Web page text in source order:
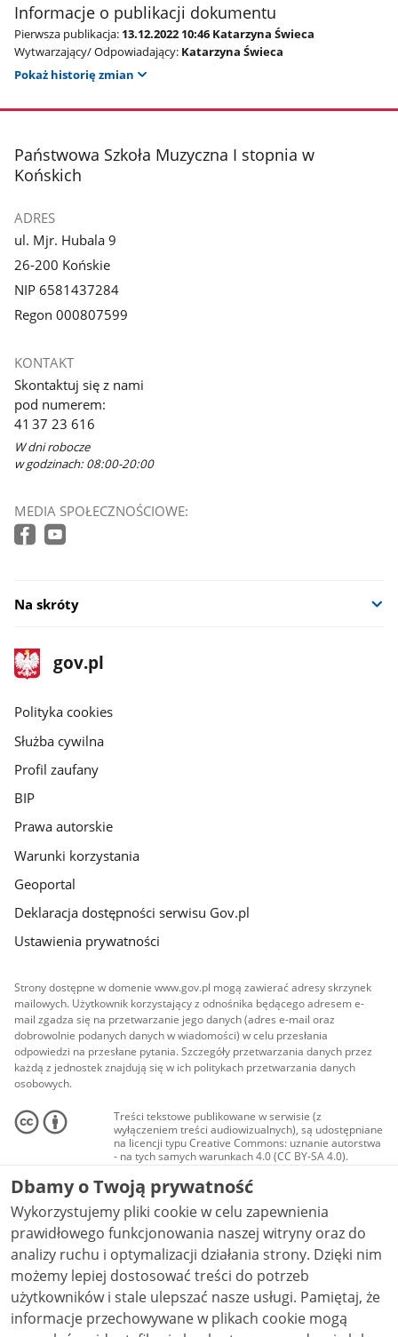
Informacje o publikacji dokumentu
Pierwsza publikacja: 13.12.2022 10:46 Katarzyna Świeca
Wytwarzający/ Odpowiadający: Katarzyna Świeca
Pokaż historię zmian
stopka
Państwowa Szkoła Muzyczna I stopnia w
Końskich
ADRES
ul. Mjr. Hubala 9
26-200 Końskie
NIP 6581437284
Regon 000807599
KONTAKT
Skontaktuj się z nami
pod numerem:
41 37 23 616
W dni robocze
w godzinach: 08:00-20:00
MEDIA SPOŁECZNOŚCIOWE:
Na skróty
stopka
gov.pl
Strona
gov.pl
gov.pl
Polityka cookies
Służba cywilna
Profil zaufany
BIP
Prawa autorskie
Warunki korzystania
Geoportal
Deklaracja dostępności serwisu Gov.pl
Ustawienia prywatności
Strony dostępne w domenie www.gov.pl mogą zawierać adresy skrzynek
mailowych. Użytkownik korzystający z odnośnika będącego adresem e-
mail zgadza się na przetwarzanie jego danych (adres e-mail oraz
dobrowolnie podanych danych w wiadomości) w celu przesłania
odpowiedzi na przesłane pytania. Szczegóły przetwarzania danych przez
każdą z jednostek znajdują się w ich politykach przetwarzania danych
osobowych.
Treści tekstowe publikowane w serwisie (z
wyłączeniem treści audiowizualnych), są udostępniane
na licencji typu Creative Commons: uznanie autorstwa
- na tych samych warunkach 4.0 (CC BY-SA 4.0).
Materiały audiowizualne, w tym zdjęcia, materiały
audio i wideo, są udostępniane na licencji typu
Creative Commons: uznanie autorstwa użycie
niekomercyjne - bez utworów zależnych 4.0 (CC BY-
NC-ND 4.0), o ile nie jest to stwierdzone inaczej.
Dbamy o Twoją prywatność
Wykorzystujemy pliki cookie w celu zapewnienia
prawidłowego funkcjonowania naszej witryny oraz do
analizy ruchu i optymalizacji działania strony. Dzięki nim
możemy lepiej dostosować treści do potrzeb
użytkowników i stale ulepszać nasze usługi. Pamiętaj, że
informacje przechowywane w plikach cookie mogą